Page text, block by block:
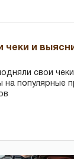
чеки и
свои
на популярные